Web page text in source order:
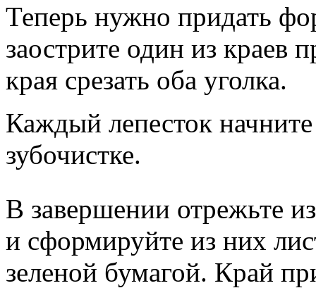
Теперь нужно придать
заострите один из краев
края срезать оба уголка.
Каждый лепесток
зубочистке.
В завершении отрежьте
и сформируйте из них
зеленой бумагой. Край